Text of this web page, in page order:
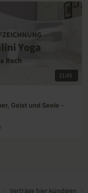
31:45
Geist und Seele -
∙ Verträge hier kündigen ∙